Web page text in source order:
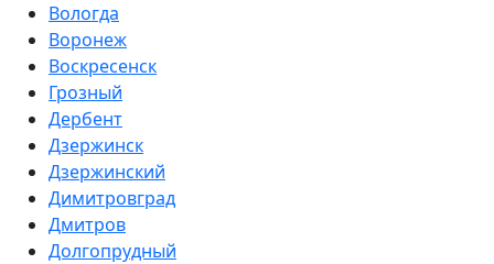
Вологда
Воронеж
Воскресенск
Грозный
Дербент
Дзержинск
Дзержинский
Димитровград
Дмитров
Долгопрудный